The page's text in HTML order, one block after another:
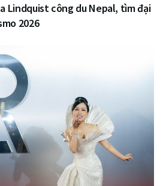
Lindquist công du Nepal, tìm đại
2026